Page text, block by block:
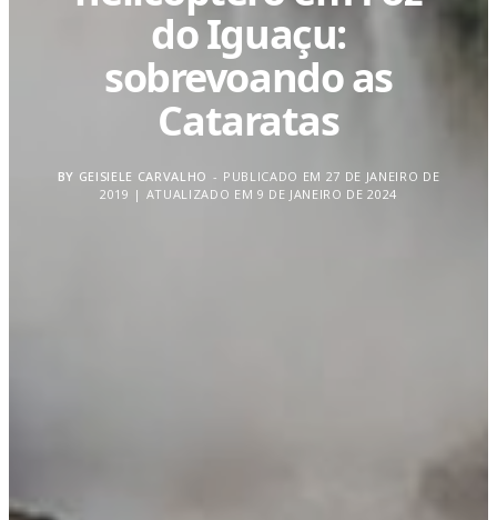
do Iguaçu:
sobrevoando as
Cataratas
BY GEISIELE CARVALHO
PUBLICADO EM 27 DE JANEIRO DE
2019 | ATUALIZADO EM 9 DE JANEIRO DE 2024